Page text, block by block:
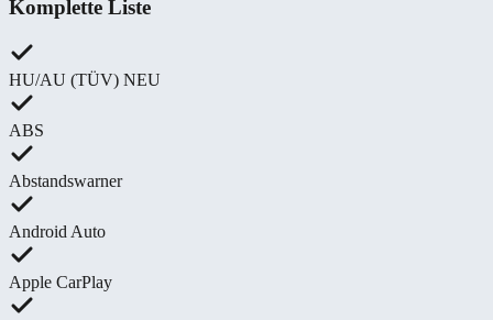
Komplette Liste
HU/AU (TÜV) NEU
ABS
Abstandswarner
Android Auto
Apple CarPlay